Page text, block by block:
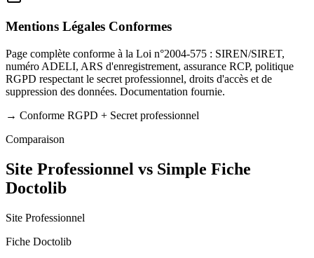
Mentions Légales Conformes
Page complète conforme à la Loi n°2004-575 : SIREN/SIRET,
numéro ADELI, ARS d'enregistrement, assurance RCP, politique
RGPD respectant le secret professionnel, droits d'accès et de
suppression des données. Documentation fournie.
→ Conforme RGPD + Secret professionnel
Comparaison
Site Professionnel vs Simple Fiche
Doctolib
Site Professionnel
Fiche Doctolib